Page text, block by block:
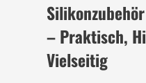
– Praktisch,
Vielseitig